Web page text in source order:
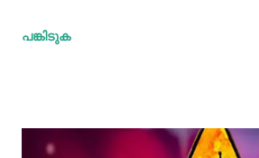
മഹേശ്വരിയെന്ന വെട്രിമാരൻ
കൈകാലുകൾ ചങ്ങലകൊണ്ട്
പങ്കിടുക